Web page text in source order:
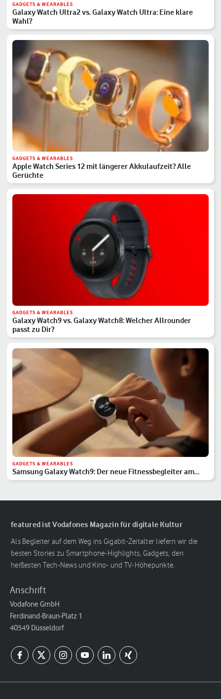
GADGETS & WEARABLES
Galaxy Watch Ultra2 vs. Galaxy Watch Ultra: Eine klare
Wahl?
GADGETS & WEARABLES
Apple Watch Series 12 mit längerer Akkulaufzeit? Alle
Gerüchte
GADGETS & WEARABLES
Galaxy Watch9 vs. Galaxy Watch8: Welcher Allrounder
passt zu Dir?
GADGETS & WEARABLES
Samsung Galaxy Watch9: Der neue Fitnessbegleiter am
Handgelenk
featured ist Vodafones Magazin für digitale Kultur
Als Begleiter auf dem Weg ins Gigabit-Zeitalter liefern wir die
besten Stories zu Smartphone-Highlights, Gadgets, den
heißesten Tech-News und Kino- und TV-Höhepunkte.
Anschrift
Vodafone GmbH
Ferdinand-Braun-Platz 1
40549 Düsseldorf